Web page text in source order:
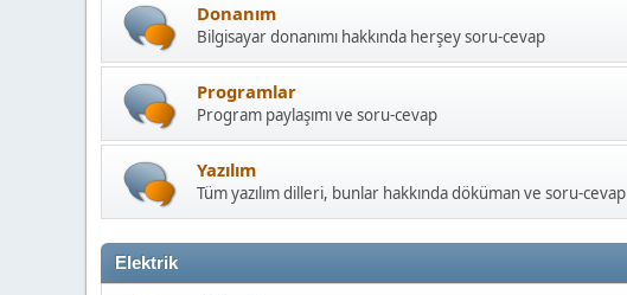
Donanım
Bilgisayar donanımı hakkında herşey soru-cevap
Programlar
Program paylaşımı ve soru-cevap
Yazılım
Tüm yazılım dilleri, bunlar hakkında döküman ve soru-cevap
Elektrik